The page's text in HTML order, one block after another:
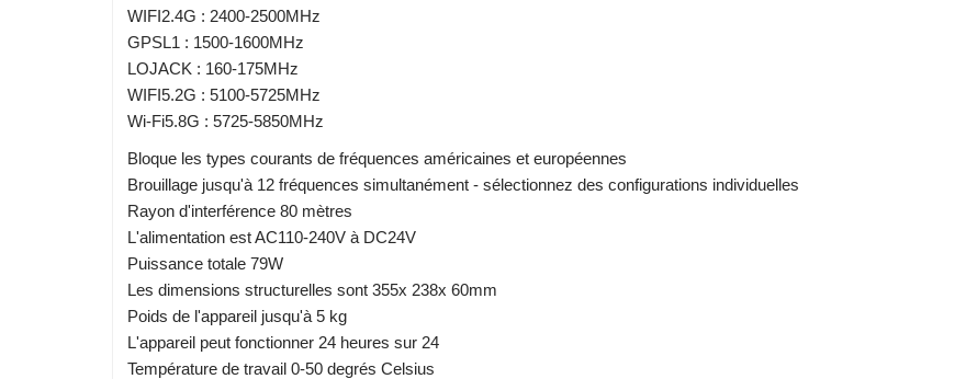
WIFI2.4G : 2400-2500MHz
GPSL1 : 1500-1600MHz
LOJACK : 160-175MHz
WIFI5.2G : 5100-5725MHz
Wi-Fi5.8G : 5725-5850MHz
Bloque les types courants de fréquences américaines et européennes
Brouillage jusqu'à 12 fréquences simultanément - sélectionnez des configurations individuelles
Rayon d'interférence 80 mètres
L'alimentation est AC110-240V à DC24V
Puissance totale 79W
Les dimensions structurelles sont 355x 238x 60mm
Poids de l'appareil jusqu'à 5 kg
L'appareil peut fonctionner 24 heures sur 24
Température de travail 0-50 degrés Celsius